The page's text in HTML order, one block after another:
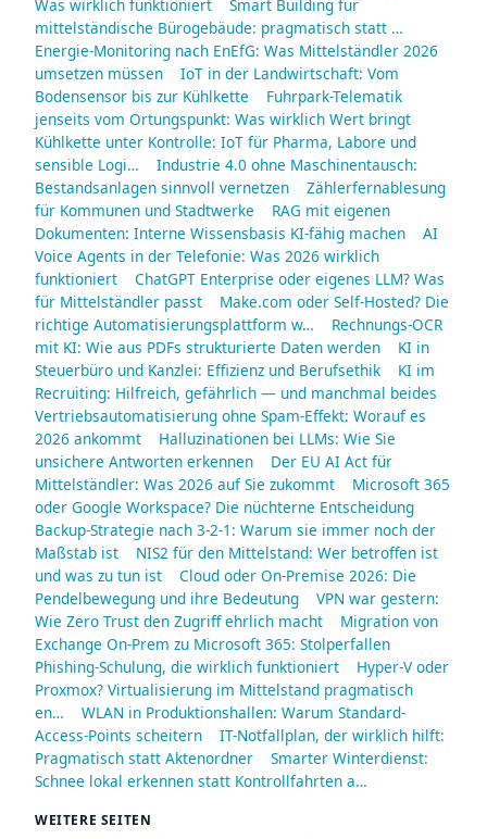
Was wirklich funktioniert
Smart Building für
mittelständische Bürogebäude: pragmatisch statt …
Energie-Monitoring nach EnEfG: Was Mittelständler 2026
umsetzen müssen
IoT in der Landwirtschaft: Vom
Bodensensor bis zur Kühlkette
Fuhrpark-Telematik
jenseits vom Ortungspunkt: Was wirklich Wert bringt
Kühlkette unter Kontrolle: IoT für Pharma, Labore und
sensible Logi…
Industrie 4.0 ohne Maschinentausch:
Bestandsanlagen sinnvoll vernetzen
Zählerfernablesung
für Kommunen und Stadtwerke
RAG mit eigenen
Dokumenten: Interne Wissensbasis KI-fähig machen
AI
Voice Agents in der Telefonie: Was 2026 wirklich
funktioniert
ChatGPT Enterprise oder eigenes LLM? Was
für Mittelständler passt
Make.com oder Self-Hosted? Die
richtige Automatisierungsplattform w…
Rechnungs-OCR
mit KI: Wie aus PDFs strukturierte Daten werden
KI in
Steuerbüro und Kanzlei: Effizienz und Berufsethik
KI im
Recruiting: Hilfreich, gefährlich — und manchmal beides
Vertriebsautomatisierung ohne Spam-Effekt: Worauf es
2026 ankommt
Halluzinationen bei LLMs: Wie Sie
unsichere Antworten erkennen
Der EU AI Act für
Mittelständler: Was 2026 auf Sie zukommt
Microsoft 365
oder Google Workspace? Die nüchterne Entscheidung
Backup-Strategie nach 3-2-1: Warum sie immer noch der
Maßstab ist
NIS2 für den Mittelstand: Wer betroffen ist
und was zu tun ist
Cloud oder On-Premise 2026: Die
Pendelbewegung und ihre Bedeutung
VPN war gestern:
Wie Zero Trust den Zugriff ehrlich macht
Migration von
Exchange On-Prem zu Microsoft 365: Stolperfallen
Phishing-Schulung, die wirklich funktioniert
Hyper-V oder
Proxmox? Virtualisierung im Mittelstand pragmatisch
en…
WLAN in Produktionshallen: Warum Standard-
Access-Points scheitern
IT-Notfallplan, der wirklich hilft:
Pragmatisch statt Aktenordner
Smarter Winterdienst:
Schnee lokal erkennen statt Kontrollfahrten a…
WEITERE SEITEN